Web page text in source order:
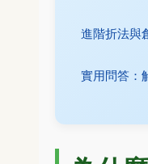
進階折法與
實用問答：